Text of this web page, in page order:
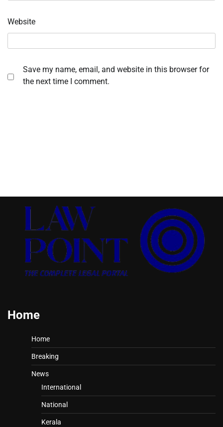
Website
Save my name, email, and website in this browser for
the next time I comment.
Home
Home
Breaking
News
International
National
Kerala